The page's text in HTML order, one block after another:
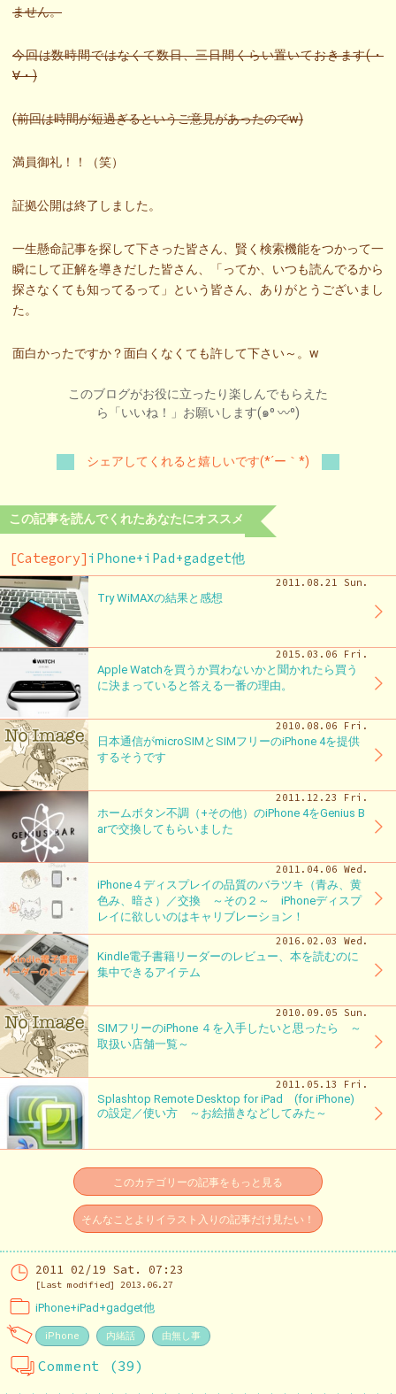
ません。
今回は数時間ではなくて数日、三日間くらい置いておきます(・
∀・)
(前回は時間が短過ぎるというご意見があったのでw)
満員御礼！！（笑）
証拠公開は終了しました。
一生懸命記事を探して下さった皆さん、賢く検索機能をつかって一
瞬にして正解を導きだした皆さん、「ってか、いつも読んでるから
探さなくても知ってるって」という皆さん、ありがとうございまし
た。
面白かったですか？面白くなくても許して下さい～。w
このブログがお役に立ったり楽しんでもらえた
ら「いいね！」お願いします(๑⁰ 〰⁰)
シェアしてくれると嬉しいです(*´ー｀*)
この記事を読んでくれたあなたにオススメ
[Category]iPhone+iPad+gadget他
2011.08.21 Sun.
Try WiMAXの結果と感想
2015.03.06 Fri.
Apple Watchを買うか買わないかと聞かれたら買う
に決まっていると答える一番の理由。
2010.08.06 Fri.
日本通信がmicroSIMとSIMフリーのiPhone 4を提供
するそうです
2011.12.23 Fri.
ホームボタン不調（+その他）のiPhone 4をGenius B
arで交換してもらいました
2011.04.06 Wed.
iPhone４ディスプレイの品質のバラツキ（青み、黄
色み、暗さ）／交換 ～その２～ iPhoneディスプ
レイに欲しいのはキャリブレーション！
2016.02.03 Wed.
Kindle電子書籍リーダーのレビュー、本を読むのに
集中できるアイテム
2010.09.05 Sun.
SIMフリーのiPhone ４を入手したいと思ったら ～
取扱い店舗一覧～
2011.05.13 Fri.
Splashtop Remote Desktop for iPad (for iPhone)
の設定／使い方 ～お絵描きなどしてみた～
このカテゴリーの記事をもっと見る
そんなことよりイラスト入りの記事だけ見たい！
2011 02/19 Sat. 07:23
[Last modified] 2013.06.27
iPhone+iPad+gadget他
iPhone 内緒話 由無し事
Comment (39)